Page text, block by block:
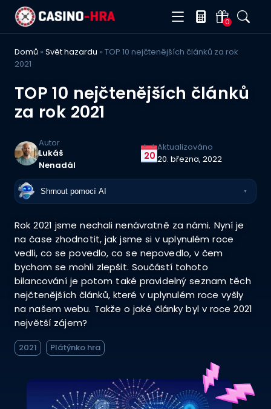
0
Domů » Svět hazardu » TOP 10 nejčtenějších článků za rok
2021
TOP 10 nejčtenějších článků
za rok 2021
Autor
Lukáš
Nenadál
20
Aktualizováno
20. března, 2022
Shrnout pomocí AI ▼
Rok 2021 jsme nechali nenávratně za námi. Nyní je
na čase zhodnotit, jak jsme si v uplynulém roce
vedli, co se povedlo, co se nepovedlo, v čem
bychom se mohli zlepšit. Součástí tohoto
bilancování je potom také pravidelný seznam těch
nejčtenějších článků, které v uplynulém roce vyšly
na našem webu. Takže o jaké články byl v roce 2021
největší zájem?
2021 Plátýnko hra